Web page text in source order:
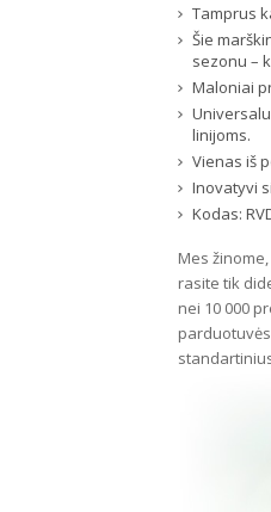
Tamprus
Šie
sezonu –
Maloniai
linijoms.
Vienas iš
Inovatyvi
Kodas:
Mes
rasite tik
nei 10 000